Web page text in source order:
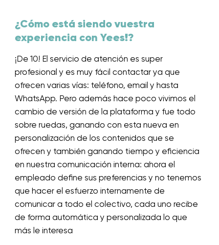
¿Cómo está siendo vuestra
experiencia con Yees!?
¡De 10! El servicio de atención es super
profesional y es muy fácil contactar ya que
ofrecen varias vías: teléfono, email y hasta
WhatsApp. Pero además hace poco vivimos el
cambio de versión de la plataforma y fue todo
sobre ruedas, ganando con esta nueva en
personalización de los contenidos que se
ofrecen y también ganando tiempo y eficiencia
en nuestra comunicación interna: ahora el
empleado define sus preferencias y no tenemos
que hacer el esfuerzo internamente de
comunicar a todo el colectivo, cada uno recibe
de forma automática y personalizada lo que
más le interesa